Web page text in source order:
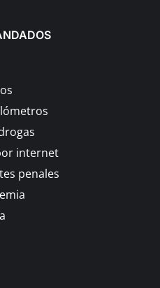
internet
penales